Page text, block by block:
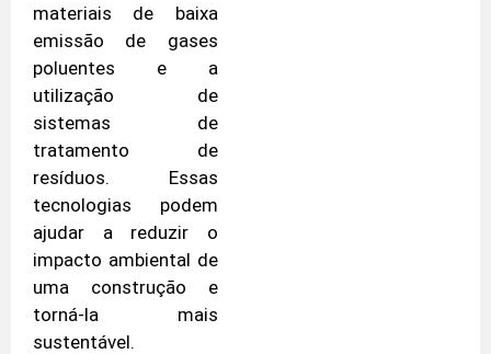
materiais de baixa
emissão de gases
poluentes e a
utilização de
sistemas de
tratamento de
resíduos. Essas
tecnologias podem
ajudar a reduzir o
impacto ambiental de
uma construção e
torná-la mais
sustentável.